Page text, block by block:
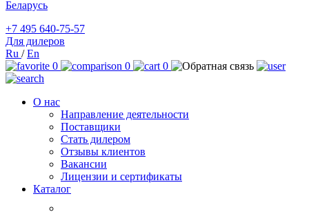
Беларусь
+7 495 640-75-57
Для дилеров
Ru /En
0
0 0
О нас
Направление деятельности
Поставщики
Стать дилером
Отзывы клиентов
Вакансии
Лицензии и сертификаты
Каталог